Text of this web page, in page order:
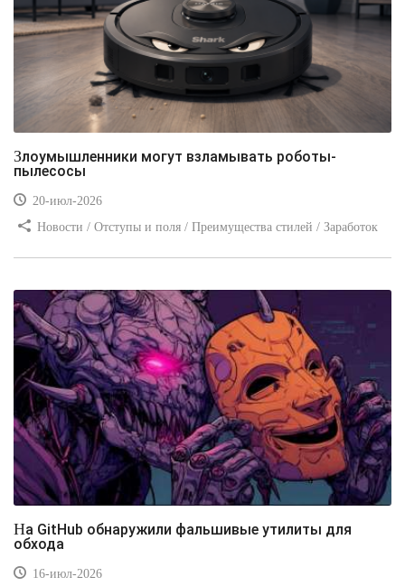
Злоумышленники могут взламывать роботы-
пылесосы
20-июл-2026
Новости / Отступы и поля / Преимущества стилей / Заработок
На GitHub обнаружили фальшивые утилиты для
обхода
16-июл-2026